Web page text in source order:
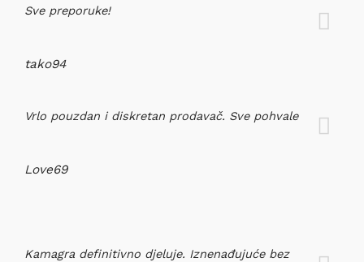
Sve preporuke!
tako94
Vrlo pouzdan i diskretan prodavač. Sve pohvale
Love69
Kamagra definitivno djeluje. Iznenađujuće bez